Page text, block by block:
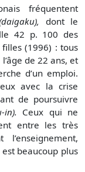
fréquentent
dont le
42 p. 100 des
(1996) : tous
de 22 ans, et
d’un emploi.
avec la crise
de poursuivre
in). Ceux qui ne
entre les très
beaucoup plus